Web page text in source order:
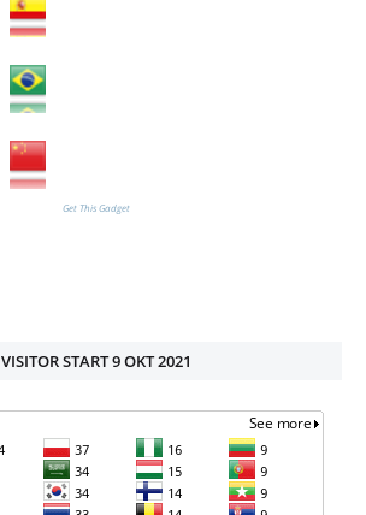
Get This Gadget
VISITOR START 9 OKT 2021